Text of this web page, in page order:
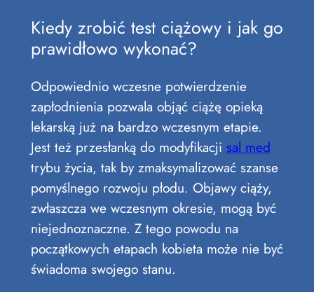
Kiedy zrobić test ciążowy i jak go
prawidłowo wykonać?
Odpowiednio wczesne potwierdzenie
zapłodnienia pozwala objąć ciążę opieką
lekarską już na bardzo wczesnym etapie.
Jest też przesłanką do modyfikacji sal med
trybu życia, tak by zmaksymalizować szanse
pomyślnego rozwoju płodu. Objawy ciąży,
zwłaszcza we wczesnym okresie, mogą być
niejednoznaczne. Z tego powodu na
początkowych etapach kobieta może nie być
świadoma swojego stanu.